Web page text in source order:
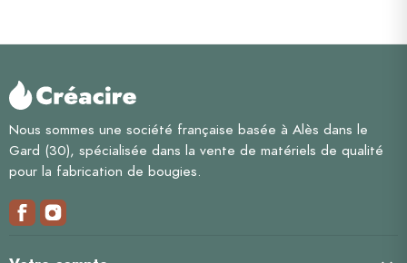
Nous sommes une société française basée à Alès dans le
Gard (30), spécialisée dans la vente de matériels de qualité
pour la fabrication de bougies.